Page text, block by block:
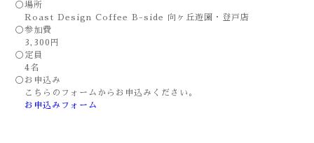
◯場所
Roast Design Coffee B-side 向ヶ丘遊園・登戸店
◯参加費
3,300円
◯定員
4名
◯お申込み
こちらのフォームからお申込みください。
お申込みフォーム